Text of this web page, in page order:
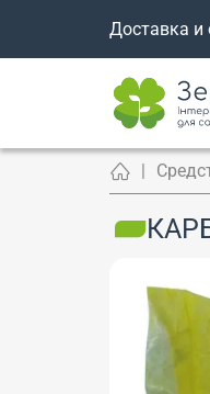
Доставка и